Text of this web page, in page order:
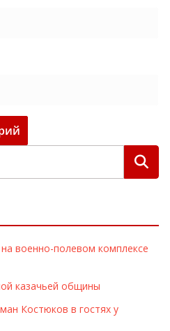
военно-полевом комплексе
казачьей общины
Костюков в гостях у